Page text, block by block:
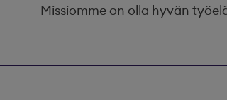
Missiomme on olla hyvän